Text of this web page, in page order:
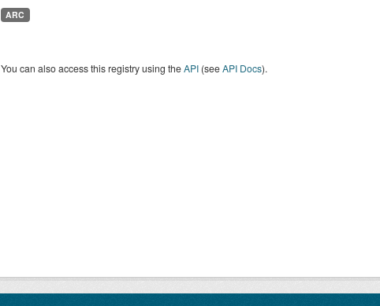
ARC
You can also access this registry using theAPI(seeAPI Docs).